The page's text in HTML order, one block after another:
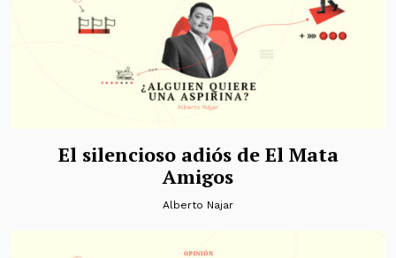
El silencioso adiós de El Mata
Amigos
Alberto Najar